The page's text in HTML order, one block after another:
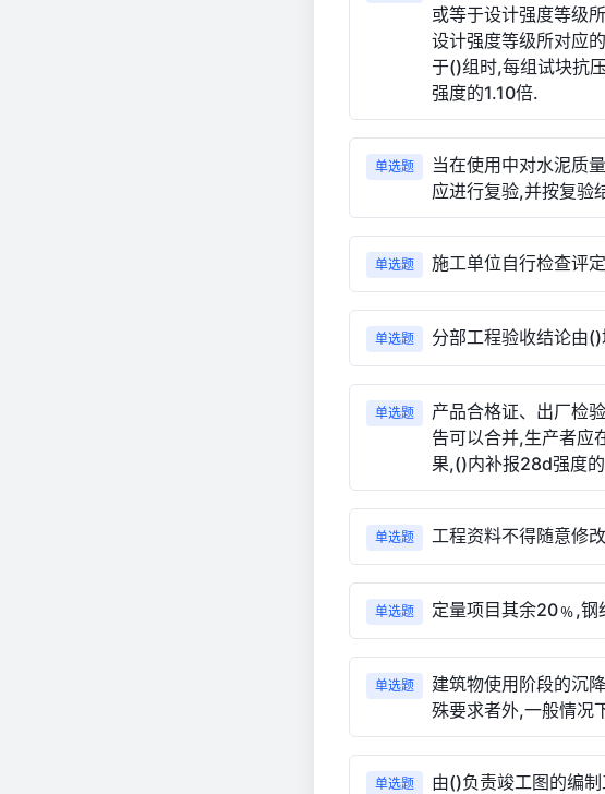
或等于设计强度等级
设计强度等级所对应
于()组时,每组试块抗
强度的1.10倍.
单选题
当在使用中对水泥质
应进行复验,并按复验
单选题 施工单位自行检查评
单选题 分部工程验收结论由
单选题
产品合格证、出厂检
告可以合并,生产者应
果,()内补报28d强度
单选题 工程资料不得随意修
单选题 定量项目其余20﹪,钢
单选题
建筑物使用阶段的沉
殊要求者外,一般情况
单选题 由()负责竣工图的编